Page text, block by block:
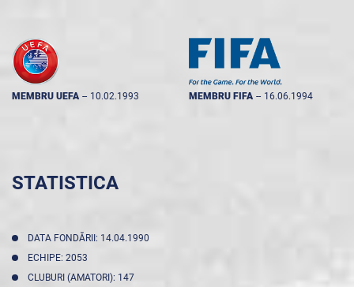
MEMBRU UEFA -- 10.02.1993 MEMBRU FIFA -- 16.06.1994
STATISTICA
DATA FONDĂRII: 14.04.1990
ECHIPE: 2053
CLUBURI (AMATORI): 147